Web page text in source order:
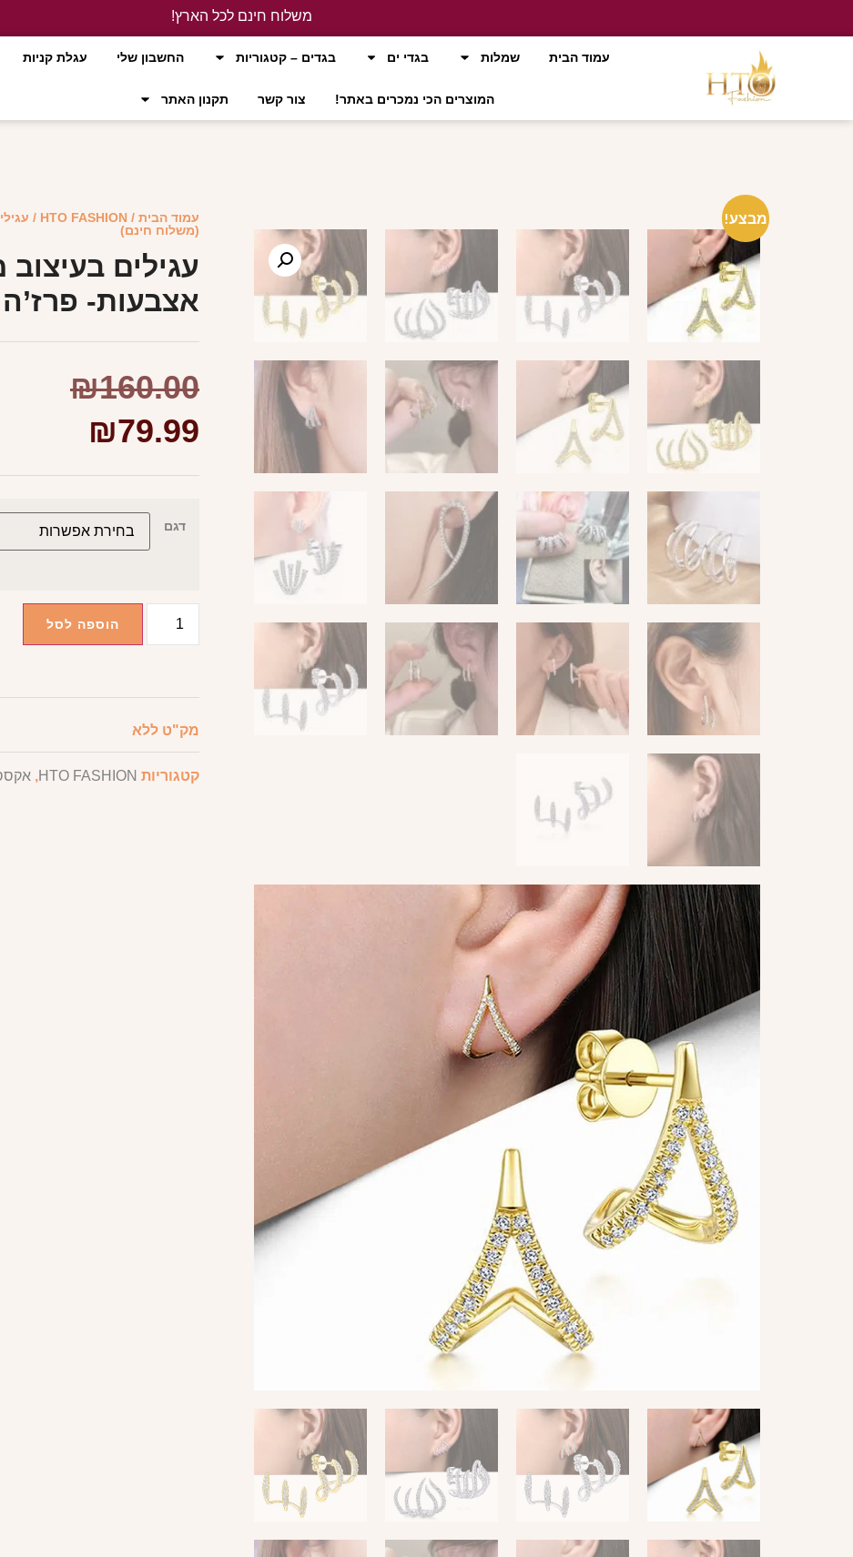
משלוח חינם לכל הארץ!
עמוד הבית
שמלות בגדי ים בגדים – קטגוריות החשבון שלי עגלת קניות
המוצרים הכי נמכרים באתר! צור קשר תקנון האתר
מבצע! עמוד הבית /
HTO FASHION
/
(משלוח חינם)
עגילים בעיצוב
אצבעות-
₪160.00
₪79.99
דגם
הוספה לסל
מק"ט ללא
קטגוריות HTO FASHION
,